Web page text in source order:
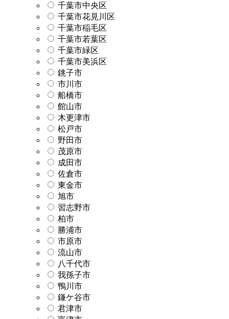
千葉市中央区
千葉市花見川区
千葉市稲毛区
千葉市若葉区
千葉市緑区
千葉市美浜区
銚子市
市川市
船橋市
館山市
木更津市
松戸市
野田市
茂原市
成田市
佐倉市
東金市
旭市
習志野市
柏市
勝浦市
市原市
流山市
八千代市
我孫子市
鴨川市
鎌ケ谷市
君津市